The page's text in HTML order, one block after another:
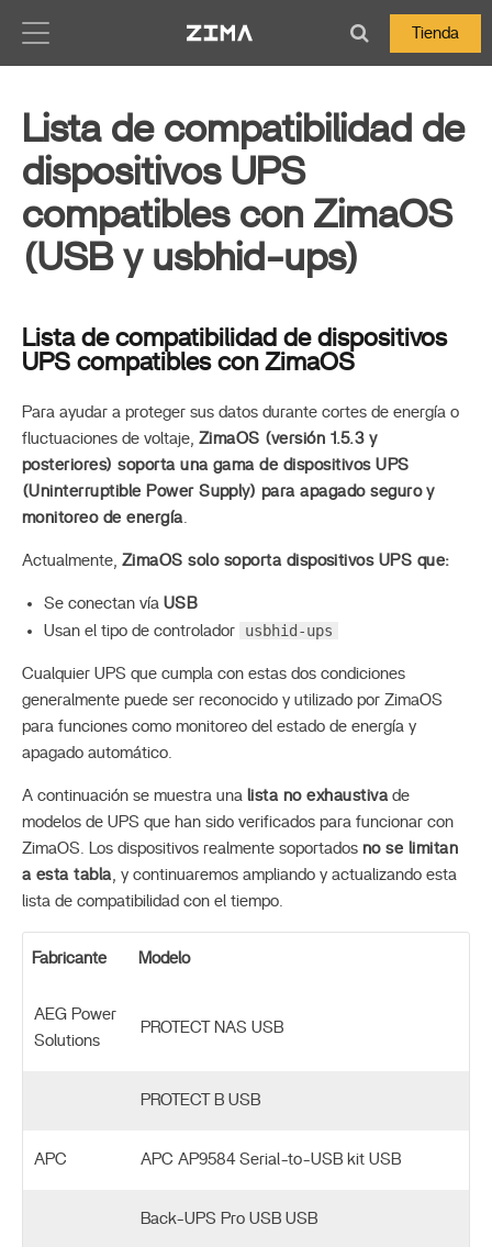
Tienda
Lista de compatibilidad de
dispositivos UPS
compatibles con ZimaOS
(USB y usbhid-ups)
Lista de compatibilidad de dispositivos
UPS compatibles con ZimaOS
Para ayudar a proteger sus datos durante cortes de energía o
fluctuaciones de voltaje, ZimaOS (versión 1.5.3 y
posteriores) soporta una gama de dispositivos UPS
(Uninterruptible Power Supply) para apagado seguro y
monitoreo de energía.
Actualmente, ZimaOS solo soporta dispositivos UPS que:
Se conectan vía USB
Usan el tipo de controlador
usbhid-ups
Cualquier UPS que cumpla con estas dos condiciones
generalmente puede ser reconocido y utilizado por ZimaOS
para funciones como monitoreo del estado de energía y
apagado automático.
A continuación se muestra una lista no exhaustiva de
modelos de UPS que han sido verificados para funcionar con
ZimaOS. Los dispositivos realmente soportados no se limitan
a esta tabla, y continuaremos ampliando y actualizando esta
lista de compatibilidad con el tiempo.
Fabricante Modelo
AEG Power
Solutions
PROTECT NAS USB
PROTECT B USB
APC APC AP9584 Serial-to-USB kit USB
Back-UPS Pro USB USB